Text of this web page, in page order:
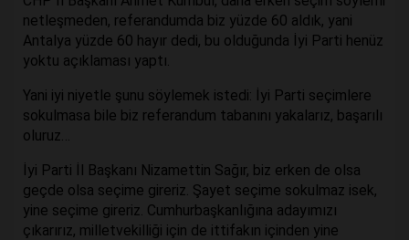
netleşmeden, referandumda biz yüzde 60 aldık, yani
Antalya yüzde 60 hayır dedi, bu olduğunda İyi Parti henüz
yoktu açıklaması yaptı.
Yani iyi niyetle şunu söylemek istedi: İyi Parti seçimlere
sokulmasa bile biz referandum tabanını yakalarız, başarılı
oluruz…
İyi Parti İl Başkanı Nizamettin Sağır, biz erken de olsa
geçde olsa seçime gireriz. Şayet seçime sokulmaz isek,
yine seçime gireriz. Cumhurbaşkanlığına adayımızı
çıkarırız, milletvekilliği için de ittifakın içinden yine